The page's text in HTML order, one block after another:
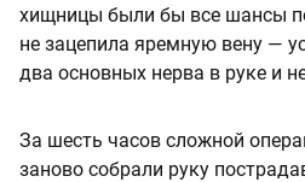
хищницы были бы все шансы
не зацепила яремную вену —
два основных нерва в руке и
За шесть часов сложной
заново собрали руку